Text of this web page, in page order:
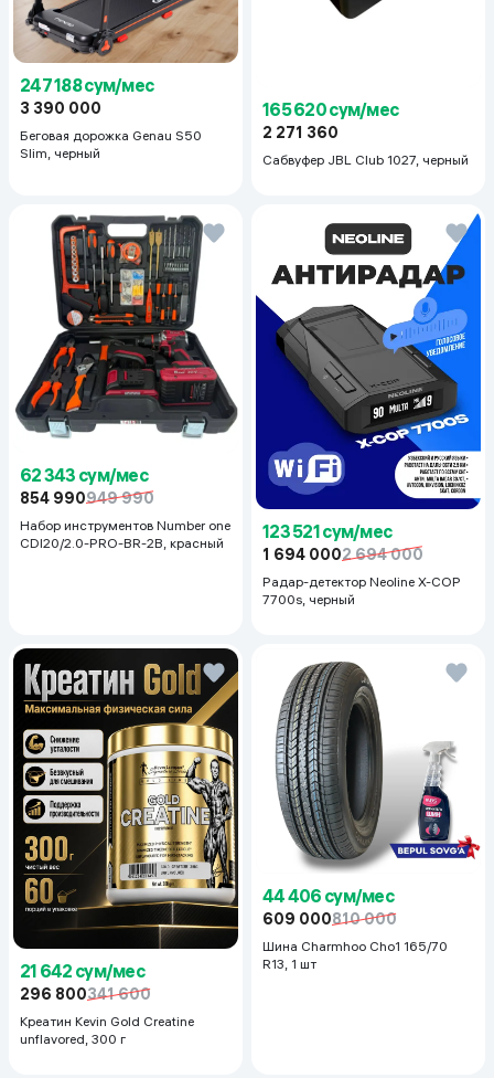
247 188 сум/мес
3 390 000
Беговая дорожка Genau S50
Slim, черный
165 620 сум/мес
2 271 360
Сабвуфер JBL Club 1027, черный
62 343 сум/мес
854 990949 990
Набор инструментов Number one
CDI20/2.0-PRO-BR-2B, красный
123 521 сум/мес
1 694 0002 694 000
Радар-детектор Neoline X-COP
7700s, черный
21 642 сум/мес
296 800341 600
Креатин Kevin Gold Creatine
unflavored, 300 г
44 406 сум/мес
609 000810 000
Шина Charmhoo Cho1 165/70
R13, 1 шт